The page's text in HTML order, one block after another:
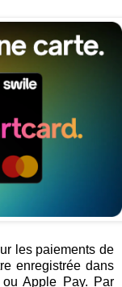
les paiements de
enregistrée dans
Apple Pay. Par